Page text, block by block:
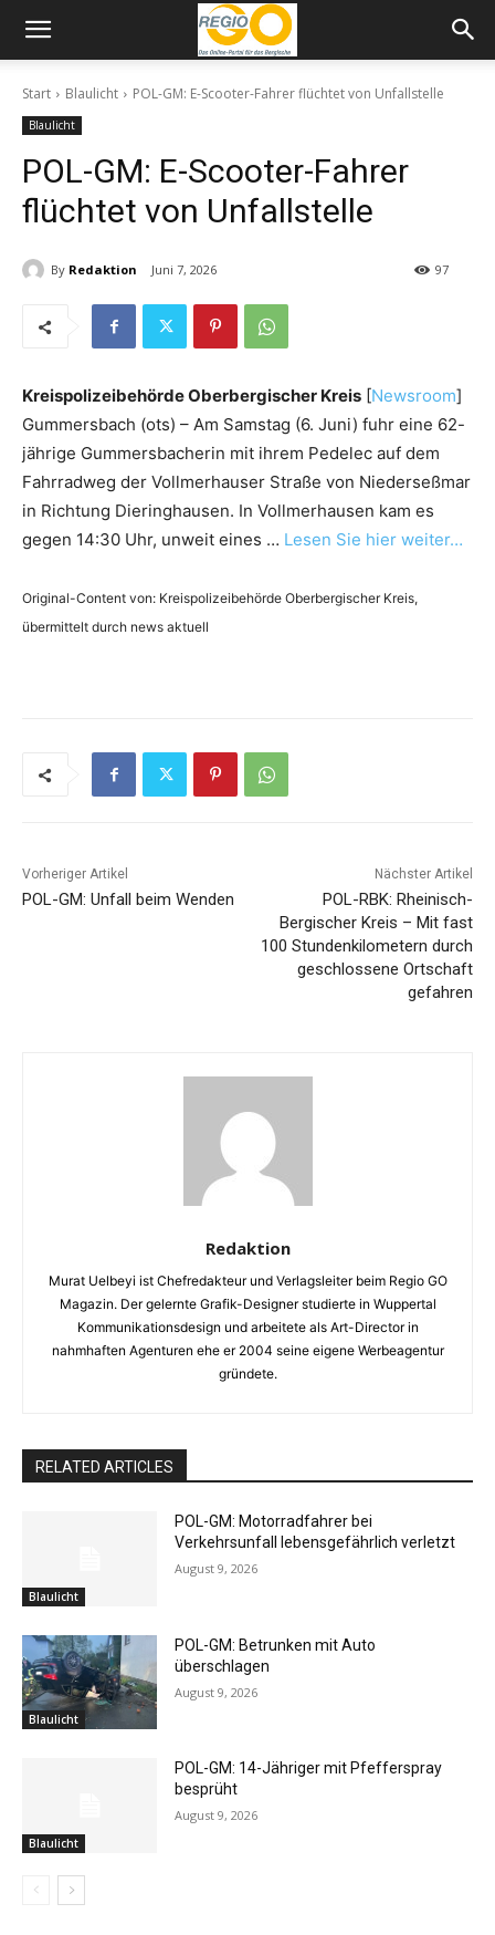
Start Blaulicht POL-GM: E-Scooter-Fahrer flüchtet von Unfallstelle
Blaulicht
POL-GM: E-Scooter-Fahrer
flüchtet von Unfallstelle
By Redaktion Juni 7, 2026 97
Kreispolizeibehörde Oberbergischer Kreis [Newsroom]
Gummersbach (ots) – Am Samstag (6. Juni) fuhr eine 62-
jährige Gummersbacherin mit ihrem Pedelec auf dem
Fahrradweg der Vollmerhauser Straße von Niederseßmar
in Richtung Dieringhausen. In Vollmerhausen kam es
gegen 14:30 Uhr, unweit eines … Lesen Sie hier weiter…
Original-Content von: Kreispolizeibehörde Oberbergischer Kreis,
übermittelt durch news aktuell
Vorheriger Artikel
POL-GM: Unfall beim Wenden
Nächster Artikel
POL-RBK: Rheinisch-
Bergischer Kreis – Mit fast
100 Stundenkilometern durch
geschlossene Ortschaft
gefahren
Redaktion
Murat Uelbeyi ist Chefredakteur und Verlagsleiter beim Regio GO
Magazin. Der gelernte Grafik-Designer studierte in Wuppertal
Kommunikationsdesign und arbeitete als Art-Director in
nahmhaften Agenturen ehe er 2004 seine eigene Werbeagentur
gründete.
RELATED ARTICLES
Blaulicht
POL-GM: Motorradfahrer bei
Verkehrsunfall lebensgefährlich verletzt
August 9, 2026
Blaulicht
POL-GM: Betrunken mit Auto
überschlagen
August 9, 2026
Blaulicht
POL-GM: 14-Jähriger mit Pfefferspray
besprüht
August 9, 2026